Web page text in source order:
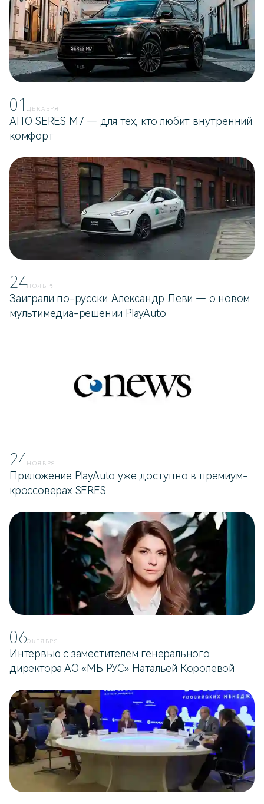
01 ДЕКАБРЯ
AITO SERES M7 — для тех, кто любит внутренний
комфорт
24НОЯБРЯ
Заиграли по-русски. Александр Леви — о новом
мультимедиа-решении PlayAuto
24НОЯБРЯ
Приложение PlayAuto уже доступно в премиум-
кроссоверах SERES
06ОКТЯБРЯ
Интервью с заместителем генерального
директора АО «МБ РУС» Натальей Королевой